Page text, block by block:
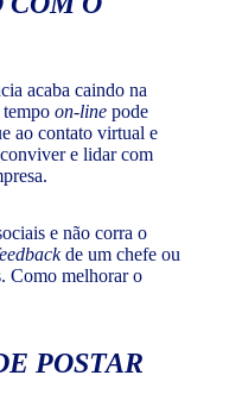
acaba caindo na
on-line pode
ao contato virtual e
e lidar com
e não corra o
de um chefe ou
Como melhorar o
POSTAR